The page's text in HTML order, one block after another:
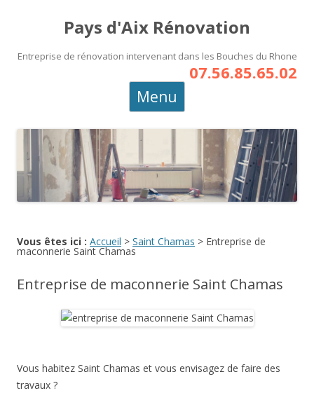
Pays d'Aix Rénovation
Entreprise de rénovation intervenant dans les Bouches du Rhone
07.56.85.65.02
Menu
Vous êtes ici : Accueil > Saint Chamas > Entreprise de
maconnerie Saint Chamas
Entreprise de maconnerie Saint Chamas
Vous habitez Saint Chamas et vous envisagez de faire des
travaux ?